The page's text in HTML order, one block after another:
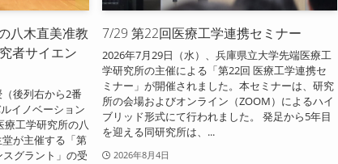
八木直美准教
者サイエン
後列右から2番
イノベーション
療工学研究所の八
が主催する「第
グラント」の受
7/29 第22回医療工学連携セミナー
2026年7月29日（水）、兵庫県立大学先端医療工
学研究所の主催による「第22回 医療工学連携セ
ミナー」が開催されました。本セミナーは、研究
所の会場およびオンライン（ZOOM）によるハイ
ブリッド形式にて行われました。 発足から5年目
を迎える同研究所は、...
2026年8月4日